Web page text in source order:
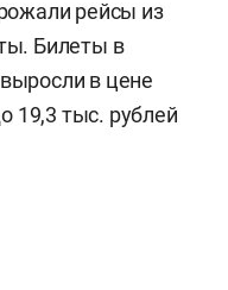
рейсы из
Билеты в
в цене
19,3 тыс. рублей